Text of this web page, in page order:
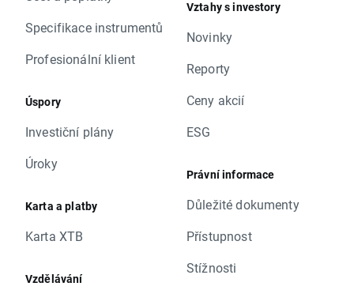
Specifikace instrumentů
Profesionální klient
Úspory
Investiční plány
Úroky
Karta a platby
Karta XTB
Vzdělávání
Vztahy s investory
Novinky
Reporty
Ceny akcií
ESG
Právní informace
Důležité dokumenty
Přístupnost
Stížnosti